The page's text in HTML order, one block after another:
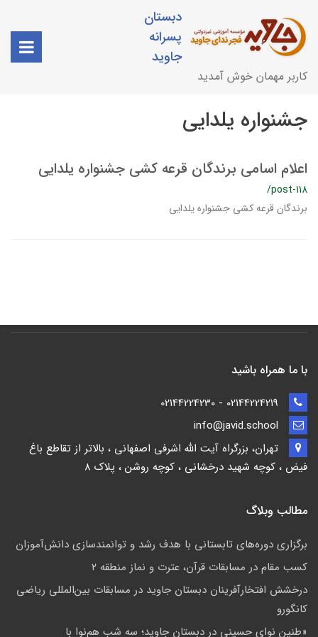
دبستان
پسرانه
جاوید
کاربر مهمان خوش آمدید
جشنواره یلدایی
اعلام اسامی برندگان قرعه کشی جشنواره یلدایی
/post-118
برندگان قرعه کشی جشنواره یلدایی
با ما همراه باشید
تهران، بزرگراه آیت الله اشرفی اصفهانی ، بالاتر از تقاطع باغ
فیض ، کوچه شهید درخشانی ، کوچه روشن ، پلاک 8
مطالب وبلاگ
برگزاری دوره‌های تابستانی با هدف رشد و توانمندسازی دانش‌آموزان
کسب مقام در مسابقات قرآن، عترت و نماز منطقه ۲
درخشش افتخارآفرینان دبستان جاوید در مسابقات بین‌المللی ریاضی
کانگورو
«طنین نوای حسینی در دبستان جاوید؛ سه شب هم‌نوا با